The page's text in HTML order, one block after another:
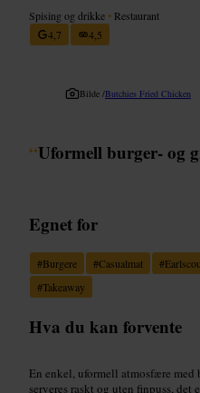
Spising og drikke • Restaurant
4,7
4,5
Bilde /Butchies Fried Chicken
“Uformell burger- og
Egnet for
#Burgere #Casualmat #
#Takeaway
Hva du kan forvente
En enkel, uformell atmosfære med
serveres raskt og uten finpuss, det